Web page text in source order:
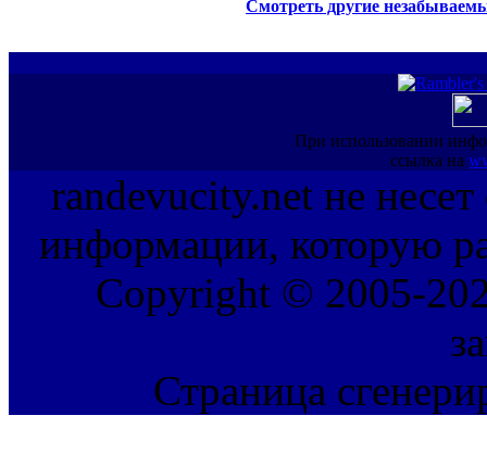
Смотреть другие
При использовании
ссылка на
randevucity.net не несет
информации, которую
Copyright © 2005-
Страница